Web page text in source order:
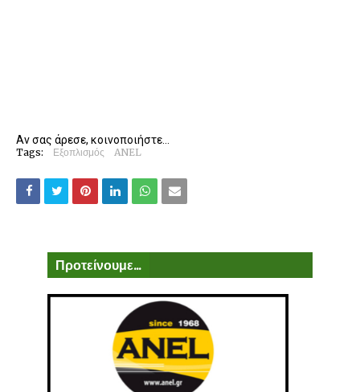
Αν σας άρεσε, κοινοποιήστε...
Tags: Εξοπλισμός ANEL
Προτείνουμε...